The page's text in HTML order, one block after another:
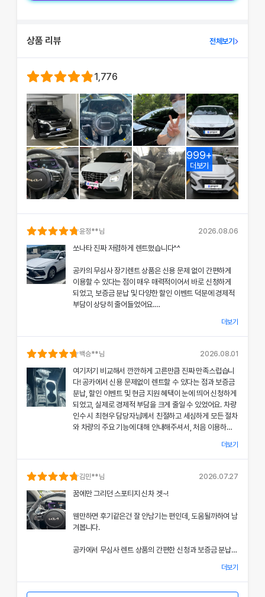
상품 리뷰 전체보기
1,776
999+
더보기
윤정**님 2026.08.06
쏘나타 진짜 저렴하게 렌트했습니다^^
공카의 무심사 장기렌트 상품은 신용 문제 없이 간편하게
이용할 수 있다는 점이 매우 매력적이어서 바로 신청하게
되었고, 보증금 분납 및 다양한 할인 이벤트 덕분에 경제적
부담이 상당히 줄어들었어요.
차량 인수 시 장민혁 담당자님께서 친절하고 꼼꼼하게 신차
의 상태와 각종 기능에 대해 설명해주셔서, 처음 이용하는
분들도 부담 없이 서비스를 체험할 수 있었어요.
공카의 본부 직거래 시스템으로 중간 마진 없이 합리적인
렌트료를 제공받았고, 즉시 출고되는 신차 덕분에 긴급 상
황에서도 차질 없이 차량을 이용할 수 있었던 점이 특히 인
상 깊었어요.
쏘나타의 세련된 디자인과 최신 편의 기능, 그리고 안전 장
치에 대한 세심한 관리가 직접 눈으로 확인되면서 전체적인
다시 이용하고 싶은 강력한 동기가 되었어요.
돋보여 제게 잊지 못할 기억으로 남았으며, 이 만족스러운
더보기
백승**님 2026.08.01
여기저기 비교해서 깐깐하게 고른만큼 진짜 만족스럽습니
다! 공카에서 신용 문제없이 렌트할 수 있다는 점과 보증금
분납, 할인 이벤트 및 현금 지원 혜택이 눈에 띄어 신청하게
되었고, 실제로 경제적 부담을 크게 줄일 수 있었어요. 차량
인수 시 최현우 담당자님께서 친절하고 세심하게 모든 절차
와 차량의 주요 기능에 대해 안내해주셔서, 처음 이용하는
공카의 본부 직거래 시스템 덕분에 렌트료가 매우 합리적으
로 책정되었고, 필요할 때마다 즉시 출고되는 신차 시스템
은 제 일정에 맞춰 안정적으로 차량을 이용할 수 있도록 도
와주었어요.
쏘나타의 우아한 디자인과 최신 편의 기능, 그리고 안전장
치에 대한 상세한 설명은 제 기대 이상이었으며, 전 과정에
어요.
도 공카를 우선적으로 이용하게 만들 정도로 만족스러웠으
더보기
김민**님 2026.07.27
꿈에만 그리던 스포티지 신차 겟~!
웬만하면 후기같은건 잘 안남기는 편인데, 도움될까하여 남
겨봅니다.
공카에서 무심사 렌트 상품의 간편한 신청과 보증금 분납,
차량 인수 시 이준호 담당자님께서 따뜻하면서도 세심하게
더보기
'(주)공카'는 (이하 '회사'는) 고객님의 개인정보를 중요시하며, "정보
통신망 이용촉진 및 정보보호"에 관한 법률을 준수하고 있습니다.
회사는 개인정보처리방침을 통하여 고객님께서 제공하시는 개인정보
가 어떠한 용도와 방식으로 이용되고 있으며, 개인정보보호를 위해 어
떠한 조치가 취해지고 있는지 알려드립니다.
회사는 개인정보처리방침을 개정하는 경우 웹사이트 공지사항(또는